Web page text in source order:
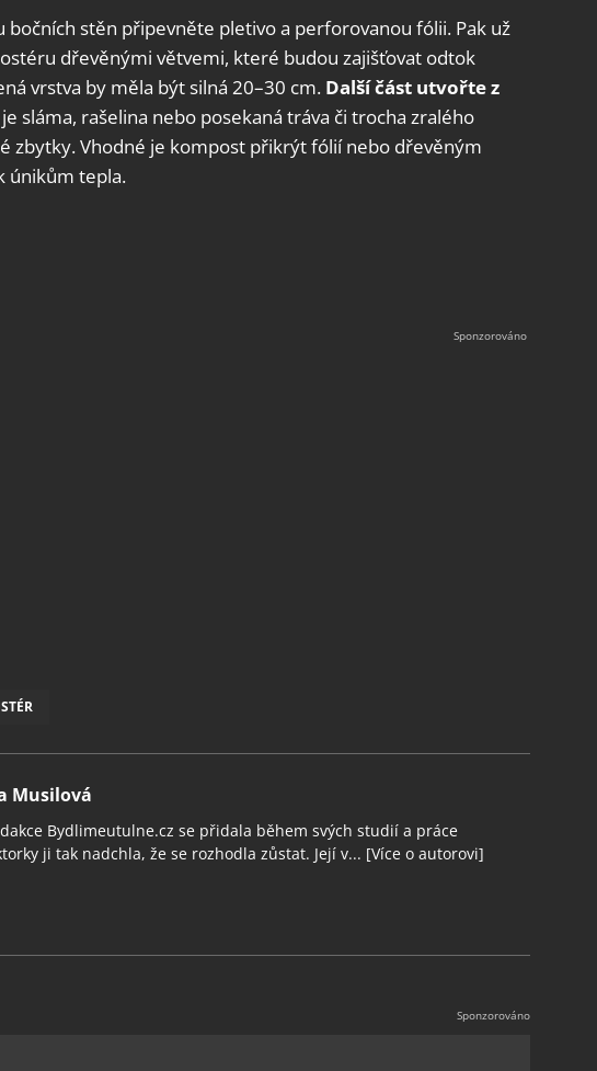
odstraňování chyb, Poskytování a zobrazování reklamy a obsahu,
Ukládání a sdělování voleb ochrany osobních údajů.
bočních stěn připevněte pletivo a perforovanou fólii. Pak už
dřevěnými větvemi, které budou zajišťovat odtok
vrstva by měla být silná 20–30 cm. Další část utvořte z
sláma, rašelina nebo posekaná tráva či trocha zralého
zbytky. Vhodné je kompost přikrýt fólií nebo dřevěným
únikům tepla.
Musilová
Bydlimeutulne.cz se přidala během svých studií a práce
ji tak nadchla, že se rozhodla zůstat. Její v... [Více o autorovi]